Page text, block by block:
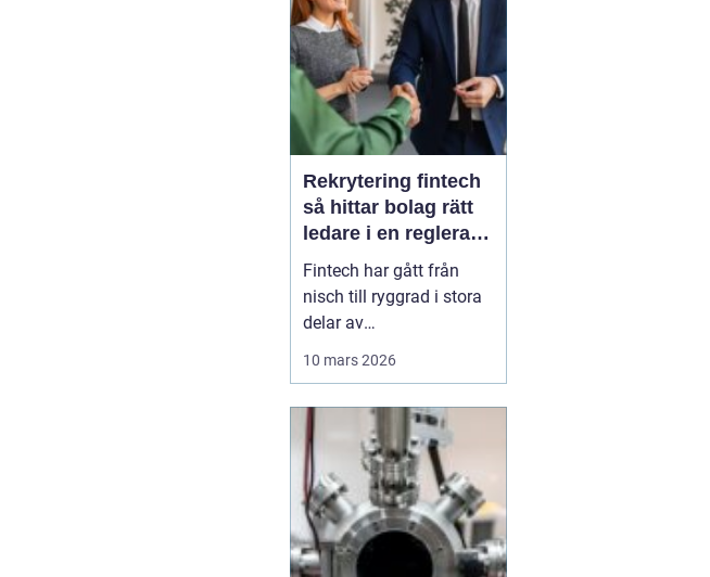
vardagen snurrar för
fort. Den som res...
Rekrytering fintech
så hittar bolag rätt
ledare i en reglerad
tillväxtbransch
Fintech har gått från
nisch till ryggrad i stora
delar av
banker och skapar helt
nya affärsmodeller.
Samtidigt ökar kraven
från både kunder,
investerare och
myndigheter. I den här
10 mars 2026